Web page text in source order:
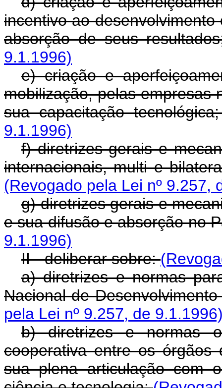
incentivo ao
absorção de seus
9.1.1996)
e) criação e
mobilização, pelas empresas
sua capacitação
9.1.1996)
f) diretrizes gerais e
internacionais, multi e
(Revogado pela Lei nº 9.257,
g) diretrizes gerais e
e sua difusão e absorção no
9.1.1996)
II - deliberar sobre:
a) diretrizes e normas
Nacional de
pela Lei nº 9.257, de
b) diretrizes e normas
cooperativa entre os órgãos
sua plena articulação com